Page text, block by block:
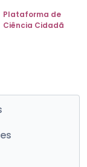
Plataforma de
Ciência Cidadã